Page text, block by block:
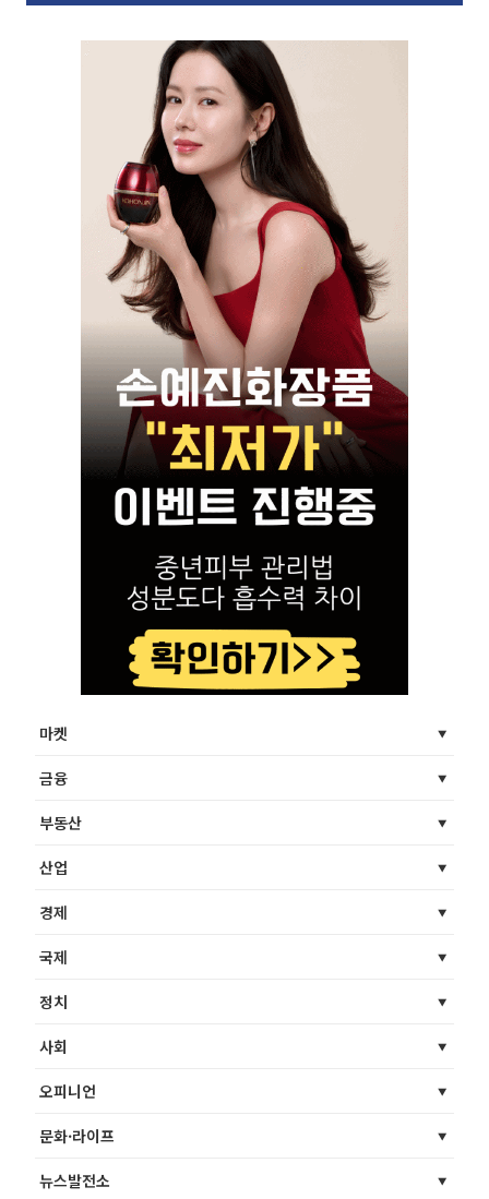
마켓
금융
부동산
산업
경제
국제
정치
사회
오피니언
문화·라이프
뉴스발전소